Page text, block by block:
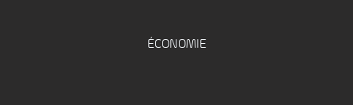
ÉCONOMIE